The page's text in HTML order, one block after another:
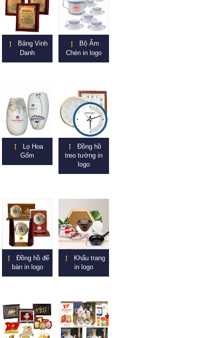
Bảng Vinh
Danh
Bộ Ấm
Chén in logo
Lọ Hoa
Gốm
Đồng hồ
treo tường in
logo
Đồng hồ để
bàn in logo
Khẩu trang
in logo